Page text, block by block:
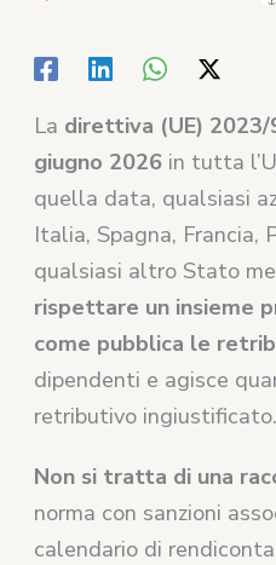
La direttiva (UE) 2023/
giugno 2026 in tutta
quella data, qualsiasi
Italia, Spagna, Francia,
qualsiasi altro Stato
rispettare un insieme
come pubblica le
dipendenti e agisce
retributivo ingiustificato.
Non si tratta di una
norma con sanzioni
calendario di